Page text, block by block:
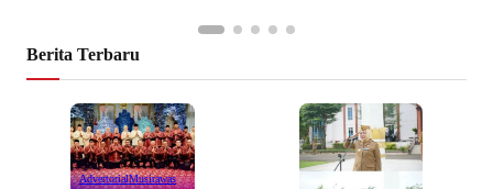
Berita Terbaru
AdvertorialMusirawas